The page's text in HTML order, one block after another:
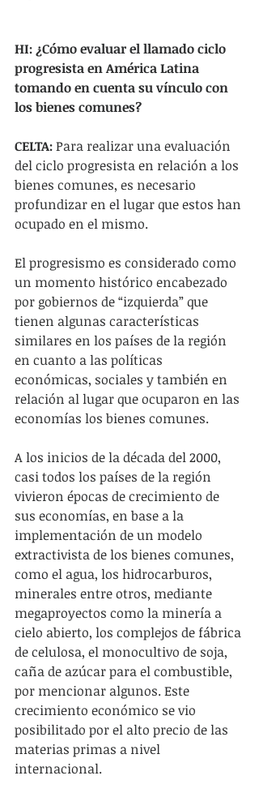
HI: ¿Cómo evaluar el llamado ciclo
progresista en América Latina
tomando en cuenta su vínculo con
los bienes comunes?
CELTA: Para realizar una evaluación
del ciclo progresista en relación a los
bienes comunes, es necesario
profundizar en el lugar que estos han
ocupado en el mismo.
El progresismo es considerado como
un momento histórico encabezado
por gobiernos de “izquierda” que
tienen algunas características
similares en los países de la región
en cuanto a las políticas
económicas, sociales y también en
relación al lugar que ocuparon en las
economías los bienes comunes.
A los inicios de la década del 2000,
casi todos los países de la región
vivieron épocas de crecimiento de
sus economías, en base a la
implementación de un modelo
extractivista de los bienes comunes,
como el agua, los hidrocarburos,
minerales entre otros, mediante
megaproyectos como la minería a
cielo abierto, los complejos de fábrica
de celulosa, el monocultivo de soja,
caña de azúcar para el combustible,
por mencionar algunos. Este
crecimiento económico se vio
posibilitado por el alto precio de las
materias primas a nivel
internacional.